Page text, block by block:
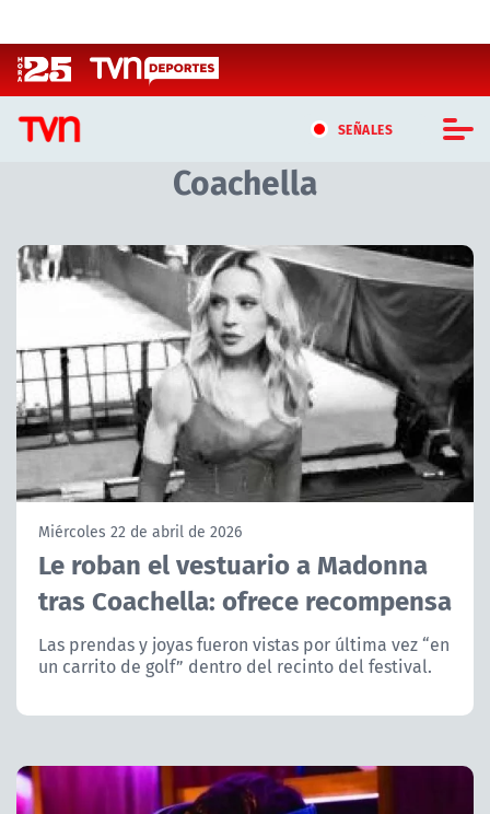
SEÑALES
CASTING MASTERCHEF CHILE
CASTING TVN VERTICAL
TVN VERTICAL
TVN PLAY
PROGRAMAS
TELESERIES
ACTUALIDAD Y TENDENCIAS
CORPORATIVO Y TRANSPARENCIA
Coachella
Artículos relacionados con Coachella
Miércoles 22 de abril de 2026
Le roban el vestuario a Madonna
tras Coachella: ofrece recompensa
Las prendas y joyas fueron vistas por última vez “en
un carrito de golf” dentro del recinto del festival.